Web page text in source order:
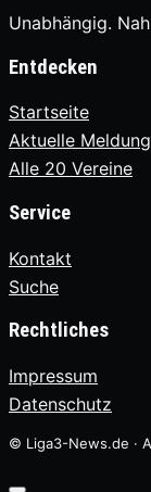
Unabhängig.
Entdecken
Startseite
Aktuelle
Alle 20 Vereine
Service
Kontakt
Suche
Rechtliches
Impressum
Datenschutz
© Liga3-News.de ·